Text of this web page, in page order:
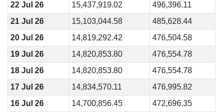
22 Jul 26
15,437,919.02
496,396.11
21 Jul 26
15,103,044.58
485,628.44
20 Jul 26
14,819,292.42
476,504.58
19 Jul 26
14,820,853.80
476,554.78
18 Jul 26
14,820,853.80
476,554.78
17 Jul 26
14,834,570.11
476,995.82
16 Jul 26
14,700,856.45
472,696.35